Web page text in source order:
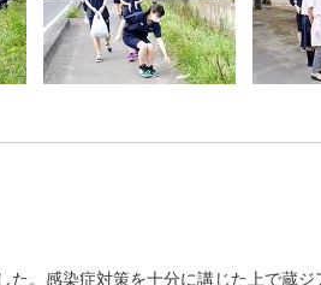
。感染症対策を十分に講じた上で蔵